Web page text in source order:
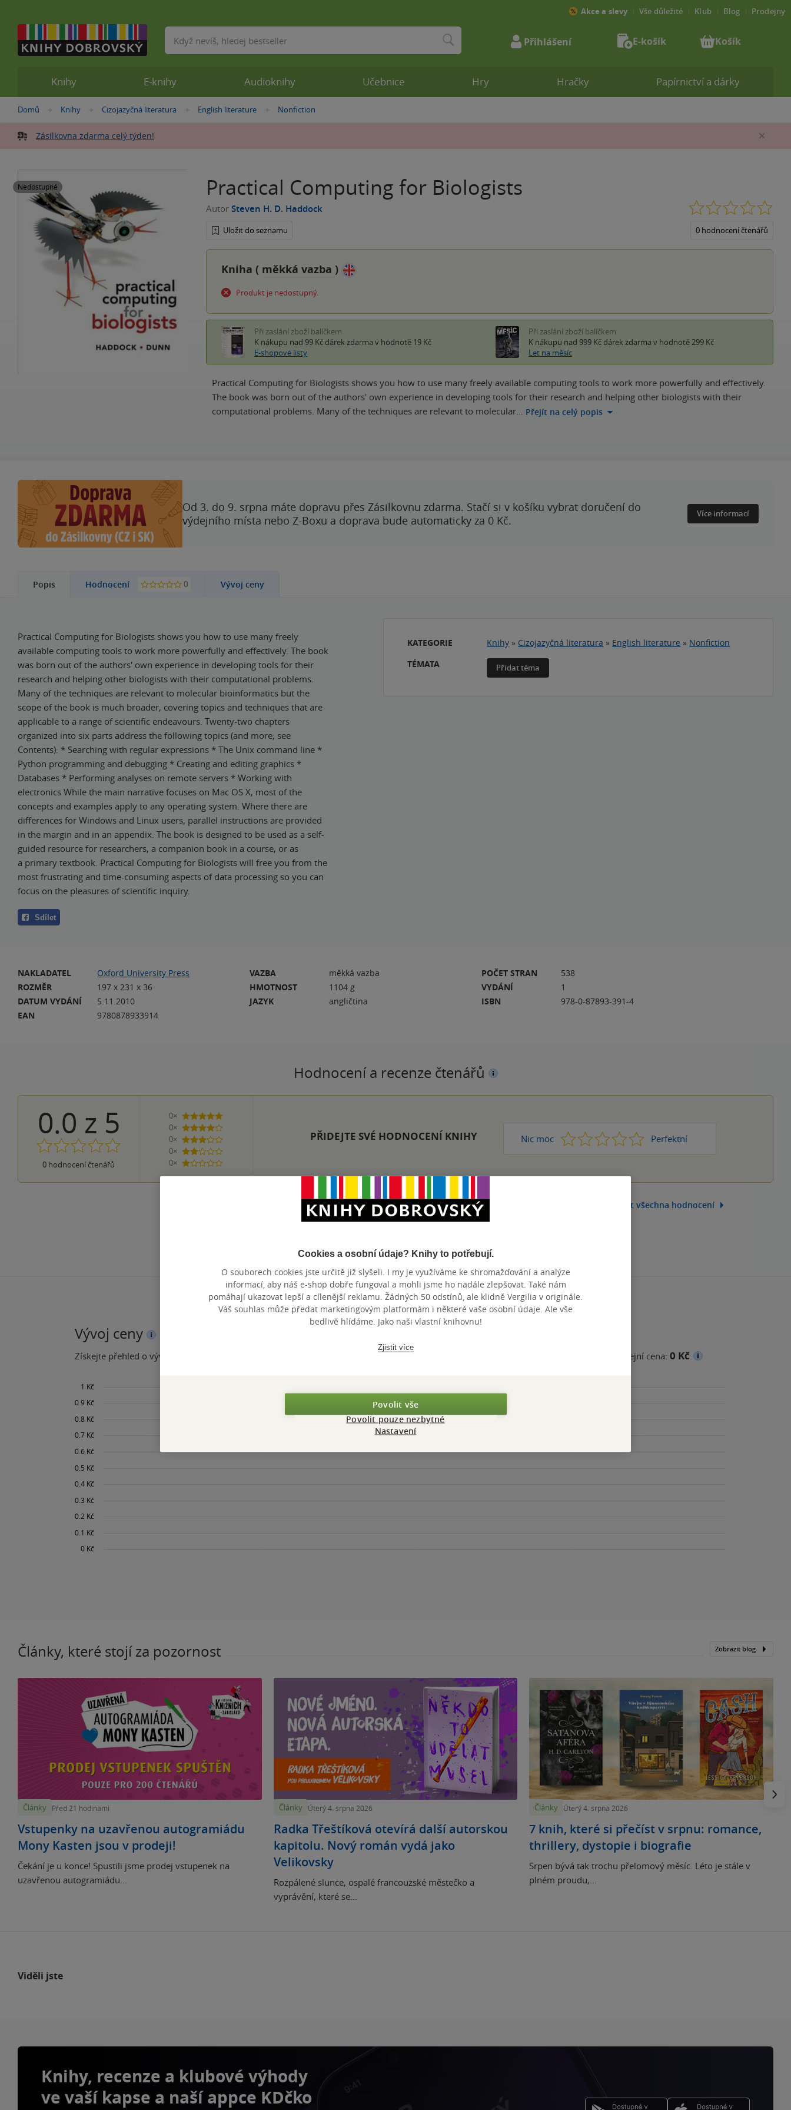
Nacházíte
zde:
Domů »
Knihy »
Cizojazyčná literatura »
English literature »
Nonfiction
Zásilkovna zdarma celý týden!
Nedostupné Practical Computing for Biologists
Autor Steven H. D. Haddock
Uložit do seznamu 0 hodnocení čtenářů
Kniha ( měkká vazba )
Produkt je nedostupný.
Při zaslání zboží balíčkem
K nákupu nad 99 Kč dárek zdarma v hodnotě 19 Kč
E-shopové listy
Při zaslání zboží balíčkem
K nákupu nad 999 Kč dárek zdarma v hodnotě 299 Kč
Let na měsíc
Practical Computing for Biologists shows you how to use many freely available computing tools to work more powerfully and effectively.
The book was born out of the authors' own experience in developing tools for their research and helping other biologists with their
computational problems. Many of the techniques are relevant to molecular… Přejít na celý popis
Od 3. do 9. srpna máte dopravu přes Zásilkovnu zdarma. Stačí si v košíku vybrat doručení do
výdejního místa nebo Z-Boxu a doprava bude automaticky za 0 Kč.
Více informací
Popis Hodnocení 0 Vývoj ceny
Practical Computing for Biologists shows you how to use many freely
available computing tools to work more powerfully and effectively. The book
was born out of the authors' own experience in developing tools for their
research and helping other biologists with their computational problems.
Many of the techniques are relevant to molecular bioinformatics but the
scope of the book is much broader, covering topics and techniques that are
applicable to a range of scientific endeavours. Twenty-two chapters
organized into six parts address the following topics (and more; see
Contents): * Searching with regular expressions * The Unix command line *
Python programming and debugging * Creating and editing graphics *
Databases * Performing analyses on remote servers * Working with
electronics While the main narrative focuses on Mac OS X, most of the
concepts and examples apply to any operating system. Where there are
differences for Windows and Linux users, parallel instructions are provided
in the margin and in an appendix. The book is designed to be used as a self-
guided resource for researchers, a companion book in a course, or as
a primary textbook. Practical Computing for Biologists will free you from the
most frustrating and time-consuming aspects of data processing so you can
focus on the pleasures of scientific inquiry.
Sdílet
KATEGORIE Knihy » Cizojazyčná literatura » English literature » Nonfiction
TÉMATA
Přidat téma
NAKLADATEL
Oxford University Press
ROZMĚR
197 x 231 x 36
DATUM VYDÁNÍ
5.11.2010
EAN
9780878933914
VAZBA
měkká vazba
HMOTNOST
1104 g
JAZYK
angličtina
POČET STRAN
538
VYDÁNÍ
1
ISBN
978-0-87893-391-4
Hodnocení a recenze čtenářů
0.0 z 5
0 hodnocení čtenářů
0×
5 hvězdiček
0×
4 hvězdičky
0×
3 hvězdičky
0×
2 hvězdičky
0×
1 hvezdička
PŘIDEJTE SVÉ HODNOCENÍ KNIHY Nic moc 1 2 3 4 Perfektní
5
Zobrazit všechna hodnocení
Vývoj ceny
Získejte přehled o vývoji ceny za posledních 60 dní. Minimální prodejní cena: 0 Kč
Články, které stojí za pozornost Zobrazit blog
Články Před 21 hodinami
Vstupenky na uzavřenou autogramiádu
Mony Kasten jsou v prodeji!
Čekání je u konce! Spustili jsme prodej vstupenek na
uzavřenou autogramiádu...
Články Úterý 4. srpna 2026
Radka Třeštíková otevírá další autorskou
kapitolu. Nový román vydá jako
Velikovsky
Rozpálené slunce, ospalé francouzské městečko a
vyprávění, které se...
Články Úterý 4. srpna 2026
7 knih, které si přečíst v srpnu: romance,
thrillery, dystopie i biografie
Srpen bývá tak trochu přelomový měsíc. Léto je stále v
plném proudu,...
Knihy E-knihy Audioknihy Učebnice Hry Hračky Papírnictví a dárky
Akce a slevy Vše důležité Klub Blog Prodejny
Vyhledávání Přihlášení E-košík Košík
Viděli jste
Knihy, recenze a klubové výhody
ve vaší kapse a naší appce KDčko
Cookies a osobní údaje? Knihy to potřebují.
O souborech cookies jste určitě již slyšeli. I my je využíváme ke shromažďování a analýze
informací, aby náš e-shop dobře fungoval a mohli jsme ho nadále zlepšovat. Také nám
pomáhají ukazovat lepší a cílenější reklamu. Žádných 50 odstínů, ale klidně Vergilia v originále.
Váš souhlas může předat marketingovým platformám i některé vaše osobní údaje. Ale vše
bedlivě hlídáme. Jako naši vlastní knihovnu!
Zjistit více
Povolit vše
Povolit pouze nezbytné
Nastavení